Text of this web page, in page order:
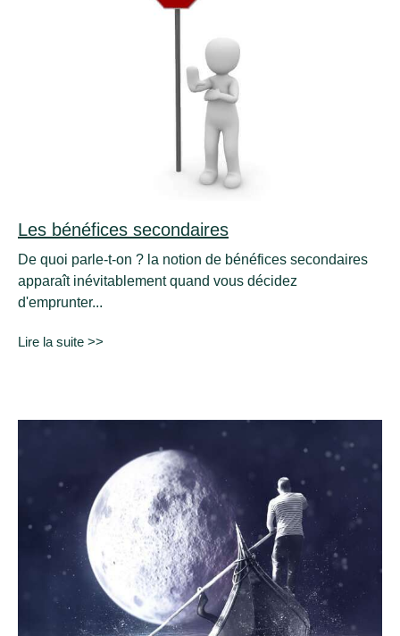
Les bénéfices secondaires
De quoi parle-t-on ? la notion de bénéfices secondaires
apparaît inévitablement quand vous décidez
d'emprunter...
Lire la suite >>